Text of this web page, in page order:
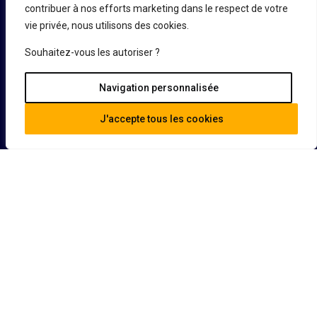
contribuer à nos efforts marketing dans le respect de votre
vie privée, nous utilisons des cookies.
Souhaitez-vous les autoriser ?
Navigation personnalisée
J'accepte tous les cookies
En savoir plus
Acheter un bien
Vendre un bien
Défiscaliser